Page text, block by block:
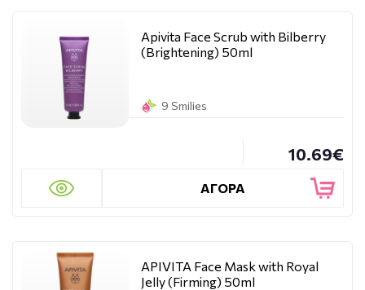
Apivita Face Scrub with Bilberry
(Brightening) 50ml
9 Smilies
10.69€
ΑΓΟΡΑ
APIVITA Face Mask with Royal
Jelly (Firming) 50ml